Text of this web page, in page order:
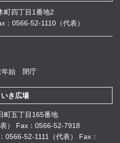
四丁目1番地2
：0566-52-1110（代表）
年始 閉庁
き広場
五丁目165番地
）
Fax：0566-52-7918
0566-52-1111（代表）
Fax：